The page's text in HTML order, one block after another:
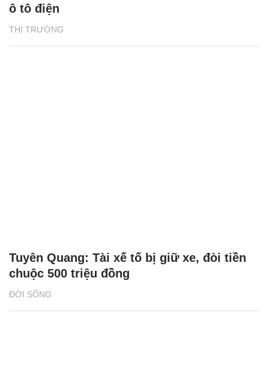
THỊ TRƯỜNG
ô tô điện
ĐỜI SỐNG
Tuyên Quang: Tài xế tố bị giữ xe, đòi tiền
chuộc 500 triệu đồng